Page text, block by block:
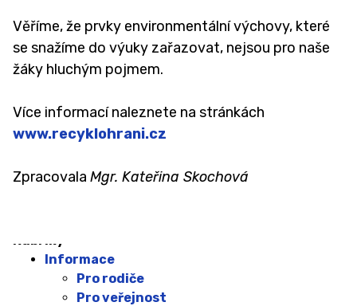
DRUŽINA A ŠKOLNÍ KLUB ↓
Družina
Zájmové kroužky a Zdravý pohyb do škol
Věříme, že prvky environmentální výchovy, které
se snažíme do výuky zařazovat, nejsou pro naše
žáky hluchým pojmem.
Více informací naleznete na stránkách
www.recyklohrani.cz
Zpracovala Mgr. Kateřina Skochová
Informace
Pro rodiče
Pro veřejnost